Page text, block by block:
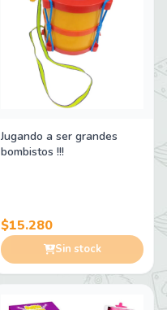
Jugando a ser grandes
bombistos !!!
$15.280
Sin stock